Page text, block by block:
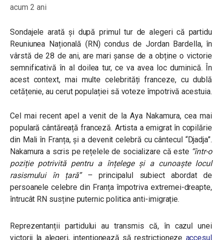
acum 2 ani
Sondajele arată și după primul tur de alegeri că partidu
Reuniunea Națională (RN) condus de Jordan Bardella, în
vârstă de 28 de ani, are mari șanse de a obține o victorie
semnificativă în al doilea tur, ce va avea loc duminică. În
acest context, mai multe celebrități franceze, cu dublă
cetățenie, au cerut populației să voteze împotrivă acestuia.
Cel mai recent apel a venit de la Aya Nakamura, cea mai
populară cântăreață franceză. Artista a emigrat în copilărie
din Mali în Franța, și a devenit celebră cu cântecul “Djadja”.
Nakamura a scris pe rețelele de socializare că este“într-o
poziție potrivită pentru a înțelege și a cunoaște locul
rasismului în țară” – principalul subiect abordat de
persoanele celebre din Franța împotriva extremei-dreapte,
întrucât RN susține puternic politica anti-imigrație.
Reprezentanții partidului au transmis că, în cazul unei
victorii la alegeri, intenționează să restricționeze accesul